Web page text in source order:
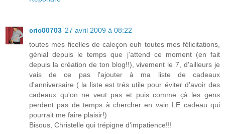
cric00703 27 avril 2009 à 08:22
toutes mes ficelles de caleçon euh toutes mes félicitations,
génial depuis le temps que j'attend ce moment (en fait
depuis la création de ton blog!!), vivement le 7, d'ailleurs je
vais de ce pas l'ajouter à ma liste de cadeaux
d'anniversaire ( la liste est trés utile pour éviter d'avoir des
cadeaux qu'on ne veut pas et puis comme çà les gens
perdent pas de temps à chercher en vain LE cadeau qui
pourrait me faire plaisir!)
Bisous, Christelle qui trépigne d'impatience!!!